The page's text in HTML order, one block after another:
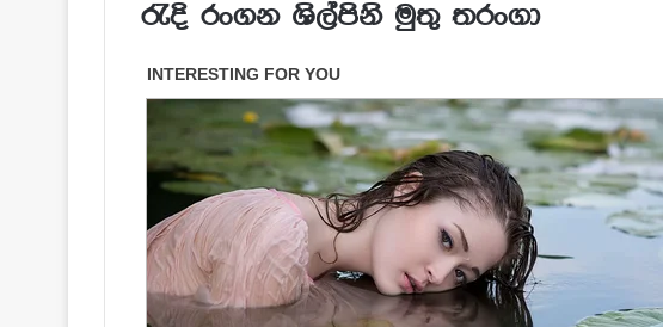
රැදි රංගන ශිල්පිනි මුතු තරංගා